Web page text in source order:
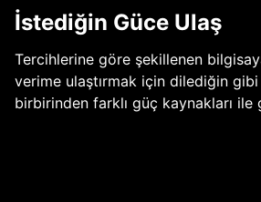
İstediğin Güce Ulaş
Tercihlerine göre şekillenen
verime ulaştırmak için dilediğin
birbirinden farklı güç kaynakları ile